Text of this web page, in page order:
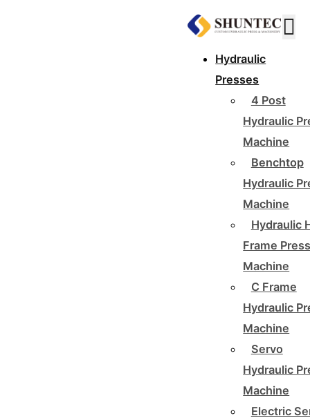
Hydraulic
Presses
4 Post
Hydraulic
Machine
Benchtop
Hydraulic
Machine
Hydraulic
Frame
Machine
C Frame
Hydraulic
Machine
Servo
Hydraulic
Machine
Electric